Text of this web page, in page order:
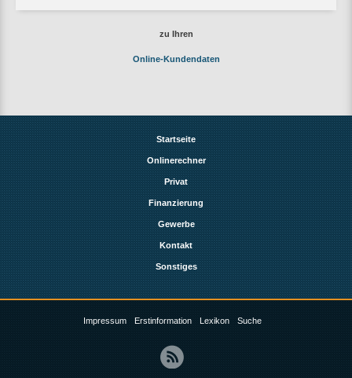
zu Ihren
Online-Kundendaten
Startseite
Onlinerechner
Privat
Finanzierung
Gewerbe
Kontakt
Sonstiges
Impressum Erstinformation Lexikon Suche